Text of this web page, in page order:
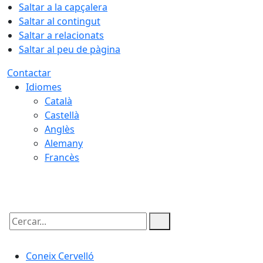
Saltar a la capçalera
Saltar al contingut
Saltar a relacionats
Saltar al peu de pàgina
Contactar
Idiomes
Català
Castellà
Anglès
Alemany
Francès
Cercar:
Coneix Cervelló